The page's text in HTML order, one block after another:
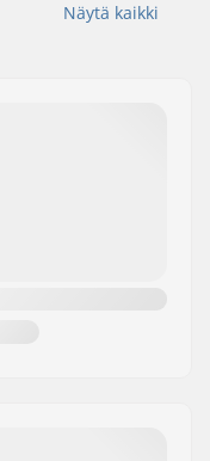
Näytä kaikki